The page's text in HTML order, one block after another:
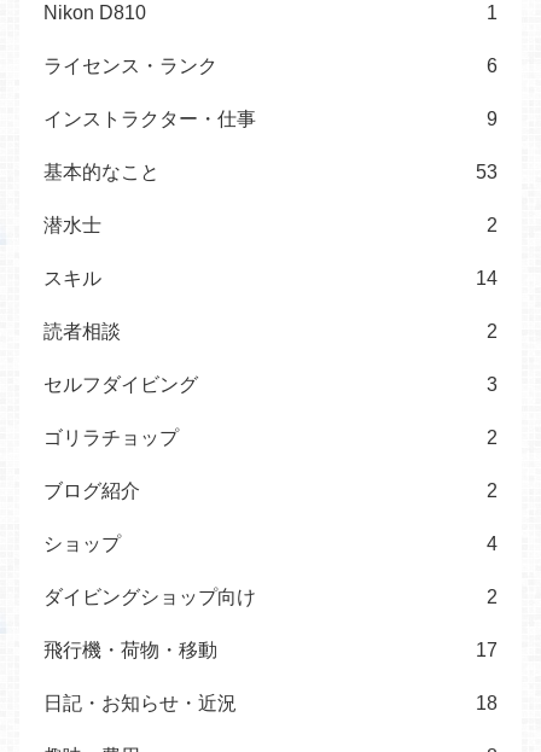
Nikon D810 1
ライセンス・ランク 6
インストラクター・仕事 9
基本的なこと 53
潜水士 2
スキル 14
読者相談 2
セルフダイビング 3
ゴリラチョップ 2
ブログ紹介 2
ショップ 4
ダイビングショップ向け 2
飛行機・荷物・移動 17
日記・お知らせ・近況 18